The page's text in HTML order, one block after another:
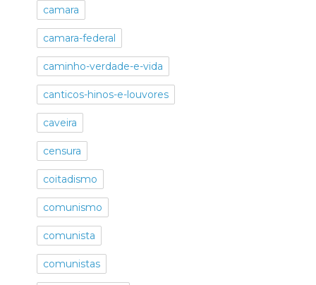
camara
camara-federal
caminho-verdade-e-vida
canticos-hinos-e-louvores
caveira
censura
coitadismo
comunismo
comunista
comunistas